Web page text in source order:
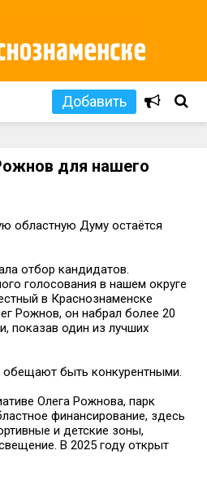
Добавить
для нашего
областную Думу остаётся
отбор кандидатов.
голосования в нашем округе
в Краснознаменске
Рожнов, он набрал более 20
показав один из лучших
быть конкурентными.
Олега Рожнова, парк
финансирование, здесь
и детские зоны,
В 2025 году открыт